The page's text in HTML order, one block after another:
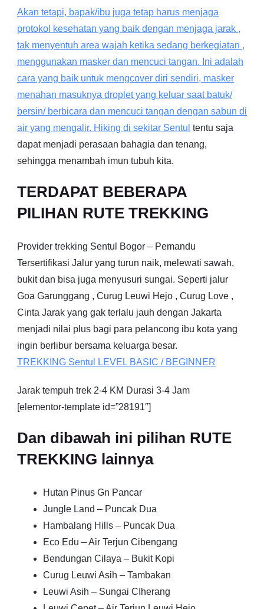
Akan tetapi, bapak/ibu juga tetap harus menjaga
protokol kesehatan yang baik dengan menjaga jarak ,
tak menyentuh area wajah ketika sedang berkegiatan ,
menggunakan masker dan mencuci tangan. Ini adalah
cara yang baik untuk mengcover diri sendiri, masker
menahan masuknya droplet yang keluar saat batuk/
bersin/ berbicara dan mencuci tangan dengan sabun di
air yang mengalir. Hiking di sekitar Sentul tentu saja
dapat menjadi perasaan bahagia dan tenang,
sehingga menambah imun tubuh kita.
TERDAPAT BEBERAPA
PILIHAN RUTE TREKKING
Provider trekking Sentul Bogor – Pemandu
Tersertifikasi Jalur yang turun naik, melewati sawah,
bukit dan bisa juga menyusuri sungai. Seperti jalur
Goa Garunggang , Curug Leuwi Hejo , Curug Love ,
Cinta Jarak yang gak terlalu jauh dengan Jakarta
menjadi nilai plus bagi para pelancong ibu kota yang
ingin berlibur bersama keluarga besar.
TREKKING Sentul LEVEL BASIC / BEGINNER
Jarak tempuh trek 2-4 KM Durasi 3-4 Jam
[elementor-template id=”28191″]
Dan dibawah ini pilihan RUTE
TREKKING lainnya
Hutan Pinus Gn Pancar
Jungle Land – Puncak Dua
Hambalang Hills – Puncak Dua
Eco Edu – Air Terjun Cibengang
Bendungan Cilaya – Bukit Kopi
Curug Leuwi Asih – Tambakan
Leuwi Asih – Sungai CIherang